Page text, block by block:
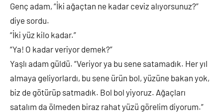
Genç adam, “İki ağaçtan ne kadar ceviz alıyorsunuz?”
diye sordu.
“İki yüz kilo kadar.”
“Ya! O kadar veriyor demek?”
Yaşlı adam güldü. “Veriyor ya bu sene satamadık. Her yıl
almaya geliyorlardı, bu sene ürün bol, yüzüne bakan yok,
biz de götürüp satmadık. Bol bol yiyoruz. Ağaçları
satalım da ölmeden biraz rahat yüzü görelim diyorum.”